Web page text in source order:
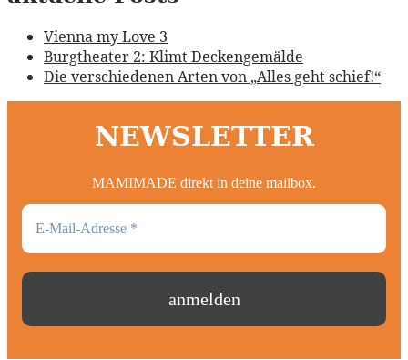
Vienna my Love 3
Burgtheater 2: Klimt Deckengemälde
Die verschiedenen Arten von „Alles geht schief!“
NEWSLETTER
MAMIMADE direkt in deine mailbox.